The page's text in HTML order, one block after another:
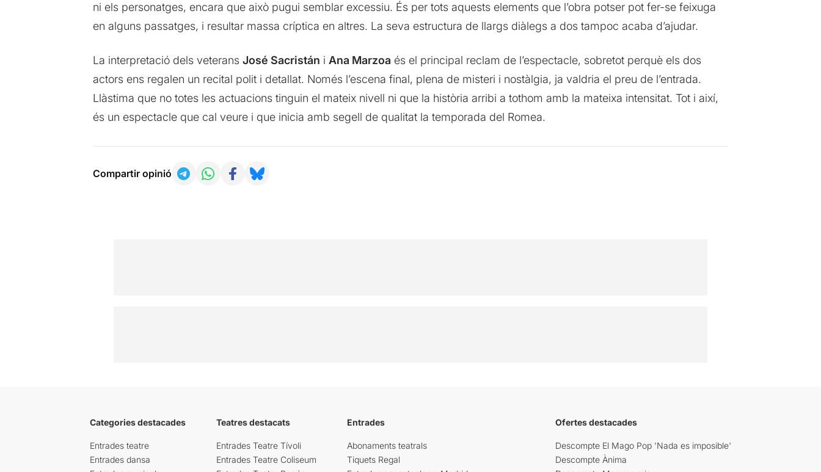
ni els personatges, encara que això pugui semblar excessiu. És per tots aquests elements que l’obra potser pot fer-se feixuga
en alguns passatges, i resultar massa críptica en altres. La seva estructura de llargs diàlegs a dos tampoc acaba d’ajudar.
La interpretació dels veterans José Sacristán i Ana Marzoa és el principal reclam de l’espectacle, sobretot perquè els dos
actors ens regalen un recital polit i detallat. Només l’escena final, plena de misteri i nostàlgia, ja valdria el preu de l’entrada.
Llàstima que no totes les actuacions tinguin el mateix nivell ni que la història arribi a tothom amb la mateixa intensitat. Tot i així,
és un espectacle que cal veure i que inicia amb segell de qualitat la temporada del Romea.
Compartir opinió
Categories destacades
Entrades teatre
Entrades dansa
Teatres destacats
Entrades Teatre Tívoli
Entrades Teatre Coliseum
Entrades
Abonaments teatrals
Tiquets Regal
Ofertes destacades
Descompte El Mago Pop 'Nada es imposible'
Descompte Ànima